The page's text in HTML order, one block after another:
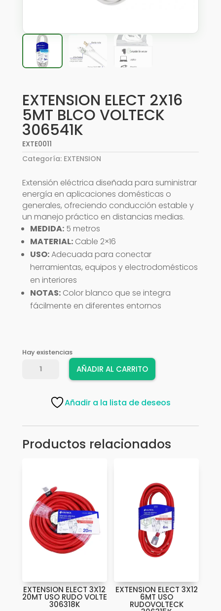
EXTENSION ELECT 2X16
5MT BLCO VOLTECK
306541K
EXTE0011
Categoría: EXTENSION
Extensión eléctrica diseñada para suministrar
energía en aplicaciones domésticas o
generales, ofreciendo conducción estable y
un manejo práctico en distancias medias.
MEDIDA:5 metros
MATERIAL:Cable 2×16
USO:Adecuada para conectar
herramientas, equipos y electrodomésticos
en interiores
NOTAS:Color blanco que se integra
fácilmente en diferentes entornos
Hay existencias
EXTENSION
cantidad
AÑADIR AL CARRITO
Añadir a la lista de deseos
Productos relacionados
EXTENSION ELECT 3X12
20MT USO RUDO VOLTE
306318K
EXTENSION ELECT 3X12
6MT USO
RUDOVOLTECK